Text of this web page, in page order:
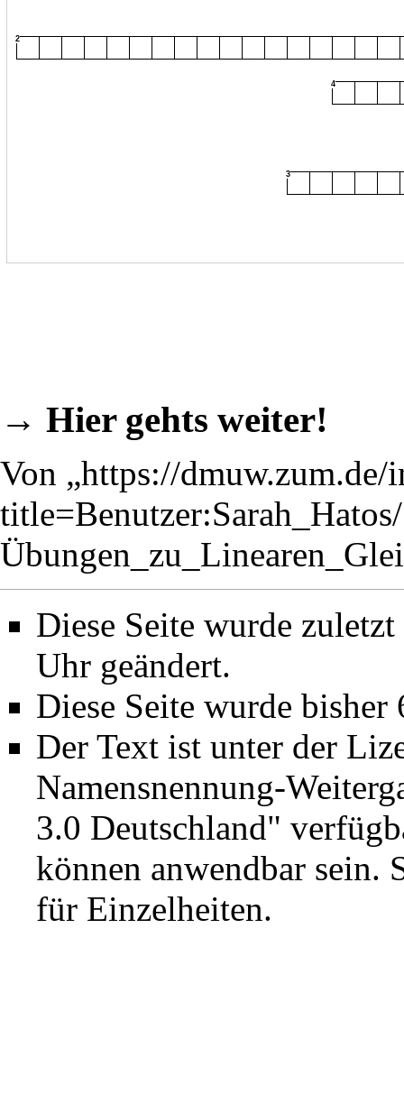
2
4
3
→ Hier gehts weiter!
Von „https://dmuw.zum.de/
title=Benutzer:Sarah_Hatos/
Diese Seite wurde
Uhr geändert.
Diese Seite wurde
Der Text ist unter der
Namensnennung-
3.0 Deutschland"
können anwendbar sein.
für Einzelheiten.